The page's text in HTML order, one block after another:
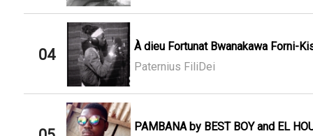
04
À dieu Fortunat Bwanakawa Forni-
Paternius FiliDei
PAMBANA by BEST BOY and EL